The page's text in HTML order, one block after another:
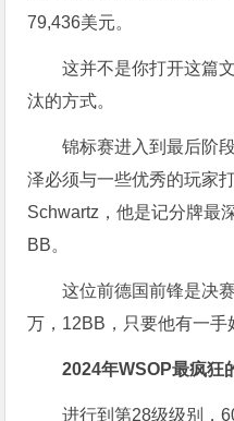
79,436美元。
这并不是你打开这篇
汰的方式。
锦标赛进入到最后阶
泽必须与一些优秀的玩家
Schwartz，他是记分牌最
BB。
这位前德国前锋是决
万，12BB，只要他有一手
2024年WSOP最疯狂
进行到第28级级别，